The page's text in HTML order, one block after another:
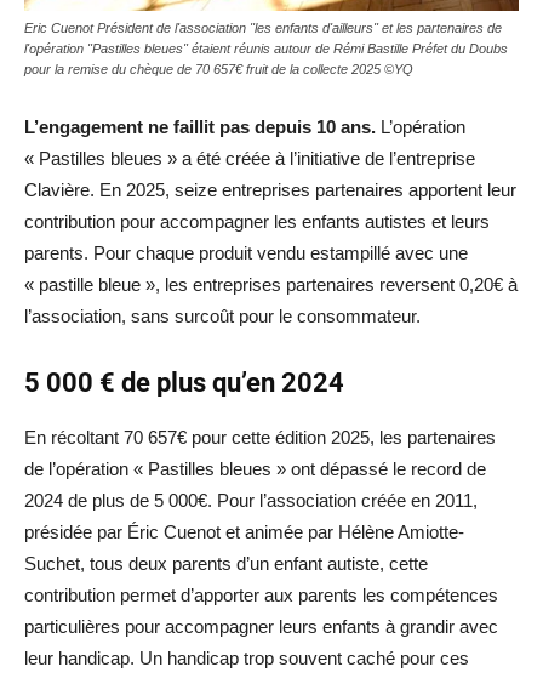
Eric Cuenot Président de l'association "les enfants d'ailleurs" et les partenaires de
l'opération "Pastilles bleues" étaient réunis autour de Rémi Bastille Préfet du Doubs
pour la remise du chèque de 70 657€ fruit de la collecte 2025 ©YQ
L’engagement ne faillit pas depuis 10 ans. L’opération
« Pastilles bleues » a été créée à l’initiative de l’entreprise
Clavière. En 2025, seize entreprises partenaires apportent leur
contribution pour accompagner les enfants autistes et leurs
parents. Pour chaque produit vendu estampillé avec une
« pastille bleue », les entreprises partenaires reversent 0,20€ à
l’association, sans surcoût pour le consommateur.
5 000 € de plus qu’en 2024
En récoltant 70 657€ pour cette édition 2025, les partenaires
de l’opération « Pastilles bleues » ont dépassé le record de
2024 de plus de 5 000€. Pour l’association créée en 2011,
présidée par Éric Cuenot et animée par Hélène Amiotte-
Suchet, tous deux parents d’un enfant autiste, cette
contribution permet d’apporter aux parents les compétences
particulières pour accompagner leurs enfants à grandir avec
leur handicap. Un handicap trop souvent caché pour ces